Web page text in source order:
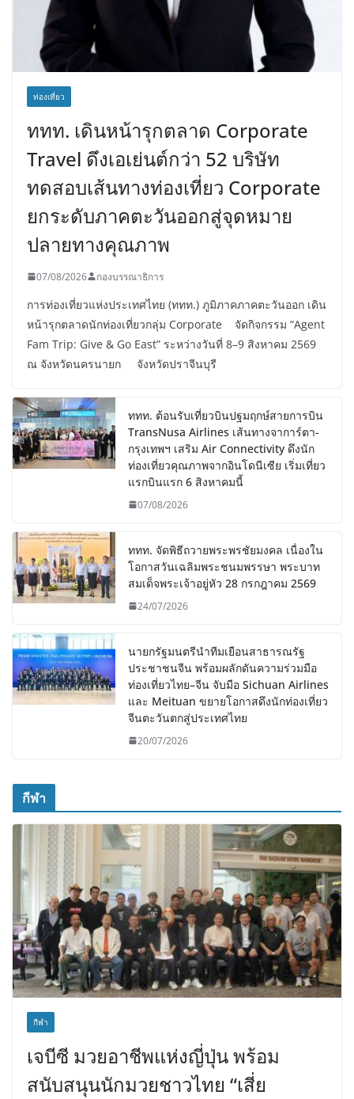
ท่องเที่ยว
ททท. เดินหน้ารุกตลาด Corporate
Travel ดึงเอเย่นต์กว่า 52 บริษัท
ทดสอบเส้นทางท่องเที่ยว Corporate
ยกระดับภาคตะวันออกสู่จุดหมาย
ปลายทางคุณภาพ
07/08/2026 กองบรรณาธิการ
การท่องเที่ยวแห่งประเทศไทย (ททท.) ภูมิภาคภาคตะวันออก เดิน
หน้ารุกตลาดนักท่องเที่ยวกลุ่ม Corporate จัดกิจกรรม “Agent
Fam Trip: Give & Go East” ระหว่างวันที่ 8–9 สิงหาคม 2569
ณ จังหวัดนครนายก จังหวัดปราจีนบุรี
ททท. ต้อนรับเที่ยวบินปฐมฤกษ์สายการบิน
TransNusa Airlines เส้นทางจาการ์ตา-
กรุงเทพฯ เสริม Air Connectivity ดึงนัก
ท่องเที่ยวคุณภาพจากอินโดนีเซีย เริ่มเที่ยว
แรกบินแรก 6 สิงหาคมนี้
07/08/2026
ททท. จัดพิธีถวายพระพรชัยมงคล เนื่องใน
โอกาสวันเฉลิมพระชนมพรรษา พระบาท
สมเด็จพระเจ้าอยู่หัว 28 กรกฎาคม 2569
24/07/2026
นายกรัฐมนตรีนำทีมเยือนสาธารณรัฐ
ประชาชนจีน พร้อมผลักดันความร่วมมือ
ท่องเที่ยวไทย–จีน จับมือ Sichuan Airlines
และ Meituan ขยายโอกาสดึงนักท่องเที่ยว
จีนตะวันตกสู่ประเทศไทย
20/07/2026
กีฬา
กีฬา
เจบีซี มวยอาชีพแห่งญี่ปุ่น พร้อม
สนับสนุนนักมวยชาวไทย “เสี่ย